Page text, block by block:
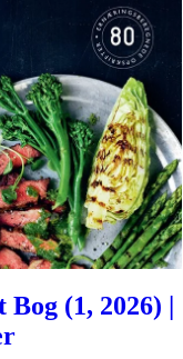
(1, 2026) |